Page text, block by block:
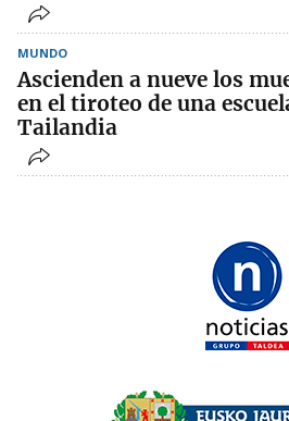
MUNDO
Ascienden a nueve los
en el tiroteo de una
Tailandia